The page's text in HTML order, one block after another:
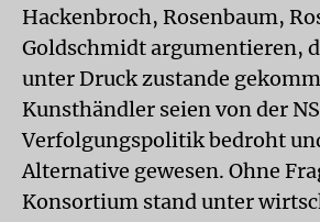
Hackenbroch, Rosenbaum,
Goldschmidt argumentieren,
unter Druck zustande
Kunsthändler seien von der
Verfolgungspolitik bedroht
Alternative gewesen. Ohne
Konsortium stand unter